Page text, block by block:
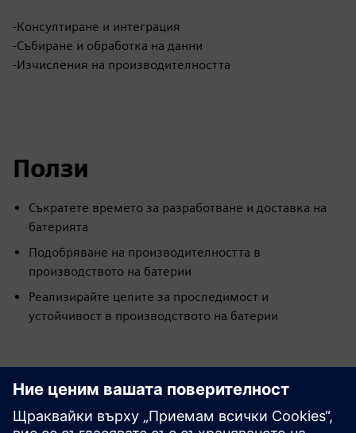
-Консултиране и интеграция
-Събиране и обработка на данни
-Изчисления на производителността
Ползи
Съкратете времето за разработване и доставка на
батерията
Подобряване на производителността в
производството на батерии
Реализирайте целите за проследимост и
устойчивост в производството на батерии
Разгледайте ресурси и